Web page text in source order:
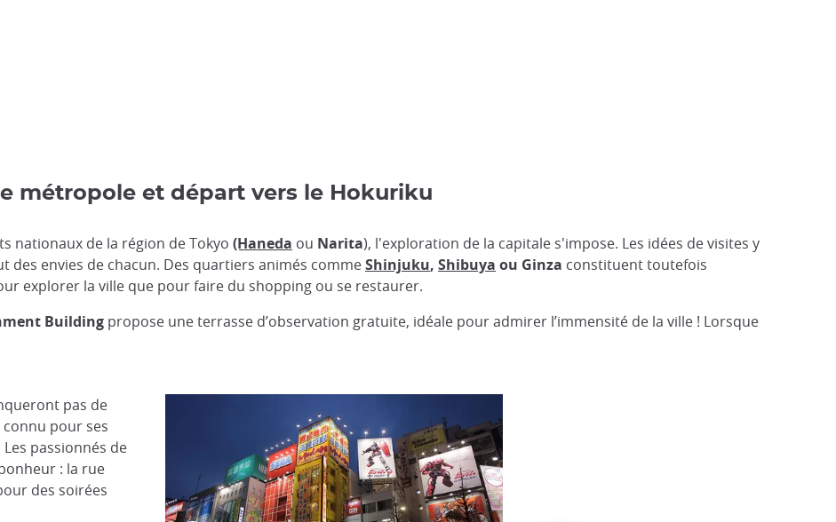
métropole et départ vers le Hokuriku
nationaux de la région de Tokyo (Haneda ou Narita), l'exploration de la capitale s'impose. Les idées de visites y
envies de chacun. Des quartiers animés commeShinjuku, Shibuya ou Ginza constituent toutefois
explorer la ville que pour faire du shopping ou se restaurer.
Building propose une terrasse d’observation gratuite, idéale pour admirer l’immensité de la ville ! Lorsque
pas de
pour ses
passionnés de
: la rue
des soirées